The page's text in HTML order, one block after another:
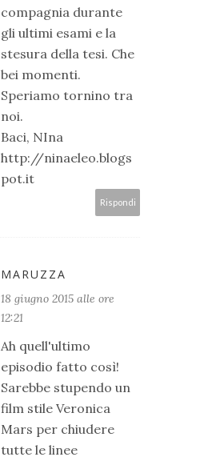
compagnia durante
gli ultimi esami e la
stesura della tesi. Che
bei momenti.
Speriamo tornino tra
noi.
Baci, NIna
http://ninaeleo.blogs
pot.it
Rispondi
MARUZZA
18 giugno 2015 alle ore
12:21
Ah quell'ultimo
episodio fatto così!
Sarebbe stupendo un
film stile Veronica
Mars per chiudere
tutte le linee